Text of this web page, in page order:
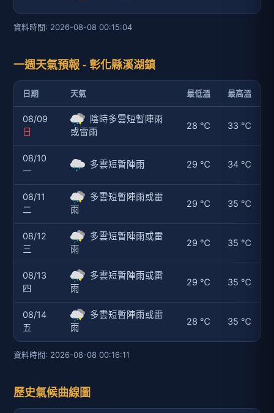
資料時間: 2026-08-08 00:15:04
一週天氣預報 - 彰化縣溪湖鎮
日期 天氣 最低溫 最高溫
08/09
日
陰時多雲短暫陣雨
或雷雨
28 ℃ 33 ℃
08/10
一
多雲短暫陣雨 29 ℃ 34 ℃
08/11
二
多雲短暫陣雨或雷
雨
29 ℃ 35 ℃
08/12
三
多雲短暫陣雨或雷
雨
29 ℃ 35 ℃
08/13
四
多雲短暫陣雨或雷
雨
29 ℃ 35 ℃
08/14
五
多雲短暫陣雨或雷
雨
28 ℃ 35 ℃
資料時間: 2026-08-08 00:16:11
歷史氣候曲線圖